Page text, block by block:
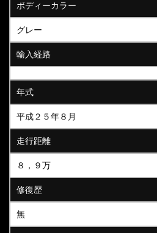
ボディーカラー
グレー
輸入経路
年式
平成２５年８月
走行距離
８，９万
修復歴
無